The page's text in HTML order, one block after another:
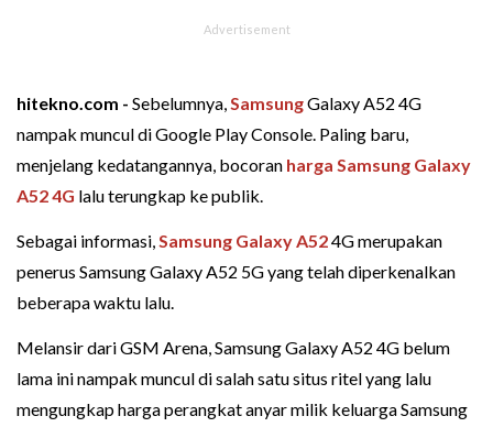
hitekno.com - Sebelumnya,SamsungGalaxy A52 4G
nampak muncul di Google Play Console. Paling baru,
menjelang kedatangannya, bocoran harga Samsung Galaxy
A52 4G lalu terungkap ke publik.
Sebagai informasi,Samsung Galaxy A524G merupakan
penerus Samsung Galaxy A52 5G yang telah diperkenalkan
beberapa waktu lalu.
Melansir dari GSM Arena, Samsung Galaxy A52 4G belum
lama ini nampak muncul di salah satu situs ritel yang lalu
mengungkap harga perangkat anyar milik keluarga Samsung